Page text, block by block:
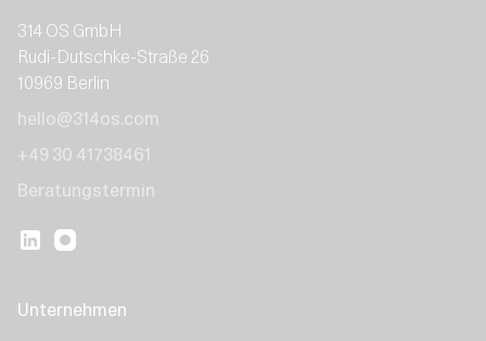
314 OS GmbH
Rudi-Dutschke-Straße 26
10969 Berlin
hello@314os.com
+49 30 41738461
Beratungstermin
Unternehmen